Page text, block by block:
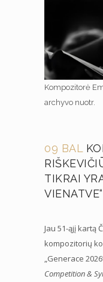
Kompozitorė
archyvo nuotr.
09 BAL
TIKRAI
VIENATVE“
Jau 51-ąjį kartą
kompozitorių
„Generace
Competition &